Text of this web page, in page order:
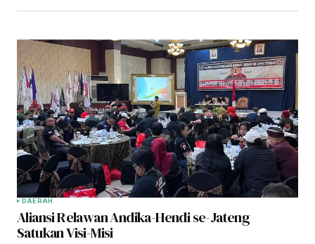
DAERAH
Aliansi Relawan Andika-Hendi se-Jateng
Satukan Visi-Misi